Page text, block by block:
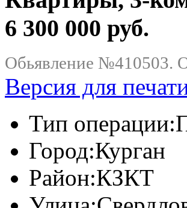
6 300 000 руб.
Обьявление №410503.
Версия для
Тип операции:
Город:Курган
Район:КЗКТ